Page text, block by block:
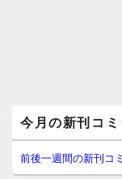
イ
ン
サ
イ
今月の新刊コミ
前後一週間の新刊コ